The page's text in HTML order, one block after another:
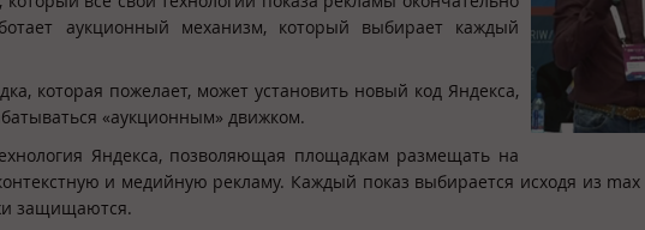
аукционный механизм, который выбирает каждый
которая пожелает, может установить новый код Яндекса,
«аукционным» движком.
Яндекса, позволяющая площадкам размещать на
и медийную рекламу. Каждый показ выбирается исходя из max
защищаются.